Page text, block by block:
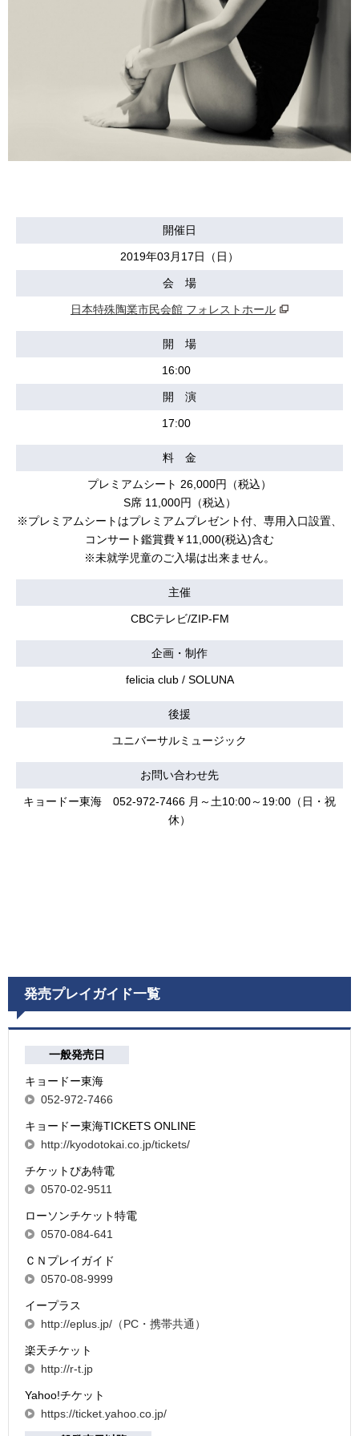
開催日
2019年03月17日（日）
会 場
日本特殊陶業市民会館 フォレストホール
開 場
16:00
開 演
17:00
料 金
プレミアムシート 26,000円（税込）
S席 11,000円（税込）
※プレミアムシートはプレミアムプレゼント付、専用入口設置、
コンサート鑑賞費￥11,000(税込)含む
※未就学児童のご入場は出来ません。
主催
CBCテレビ/ZIP-FM
企画・制作
felicia club / SOLUNA
後援
ユニバーサルミュージック
お問い合わせ先
キョードー東海 052-972-7466 月～土10:00～19:00（日・祝
休）
発売プレイガイド一覧
一般発売日
キョードー東海
052-972-7466
キョードー東海TICKETS ONLINE
http://kyodotokai.co.jp/tickets/
チケットぴあ特電
0570-02-9511
ローソンチケット特電
0570-084-641
ＣＮプレイガイド
0570-08-9999
イープラス
http://eplus.jp/（PC・携帯共通）
楽天チケット
http://r-t.jp
Yahoo!チケット
https://ticket.yahoo.co.jp/